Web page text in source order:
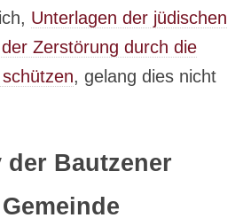
Unterlagen der jüdischen
Zerstörung durch die
, gelang dies nicht
der Bautzener